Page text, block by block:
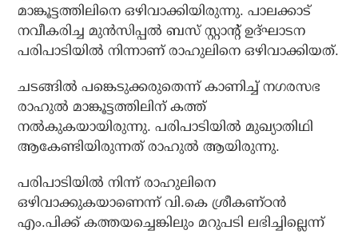
മാങ്കൂട്ടത്തിലിനെ ഒഴിവാക്കിയിരുന്നു. പാലക്കാട്
നവീകരിച്ച മുന്‍സിപ്പല്‍ ബസ് സ്റ്റാന്റ് ഉദ്ഘാടന
പരിപാടിയില്‍ നിന്നാണ് രാഹുലിനെ ഒഴിവാക്കിയത്.
ചടങ്ങില്‍ പങ്കെടുക്കരുതെന്ന് കാണിച്ച് നഗരസഭ
രാഹുല്‍ മാങ്കൂട്ടത്തിലിന് കത്ത്
നല്‍കുകയായിരുന്നു. പരിപാടിയില്‍ മുഖ്യാതിഥി
ആകേണ്ടിയിരുന്നത് രാഹുല്‍ ആയിരുന്നു.
പരിപാടിയില്‍ നിന്ന് രാഹുലിനെ
ഒഴിവാക്കുകയാണെന്ന് വി.കെ ശ്രീകണ്ഠന്‍
എം.പിക്ക് കത്തയച്ചെങ്കിലും മറുപടി ലഭിച്ചില്ലെന്ന്